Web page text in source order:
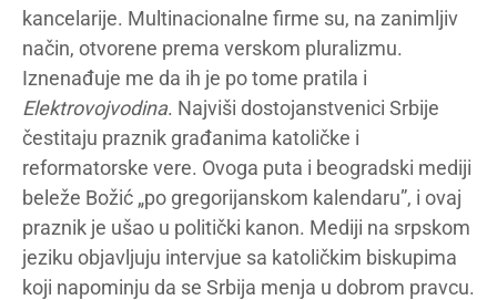
kancelarije. Multinacionalne firme su, na zanimljiv
način, otvorene prema verskom pluralizmu.
Iznenađuje me da ih je po tome pratila i
Elektrovojvodina. Najviši dostojanstvenici Srbije
čestitaju praznik građanima katoličke i
reformatorske vere. Ovoga puta i beogradski mediji
beleže Božić „po gregorijanskom kalendaru”, i ovaj
praznik je ušao u politički kanon. Mediji na srpskom
jeziku objavljuju intervjue sa katoličkim biskupima
koji napominju da se Srbija menja u dobrom pravcu.